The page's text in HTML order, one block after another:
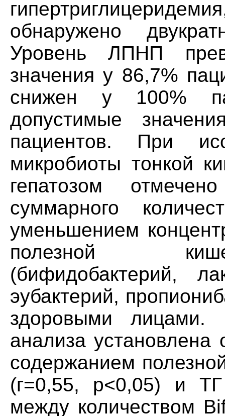
обнаружено
Уровень ЛПНП
значения у 86,7%
снижен у 100%
допустимые
пациентов. При
микробиоты тонкой
гепатозом
суммарного
уменьшением
полезной
(бифидобактерий,
эубактерий,
здоровыми лицами.
анализа установлена
содержанием
(г=0,55, р<0,05) и
между количеством